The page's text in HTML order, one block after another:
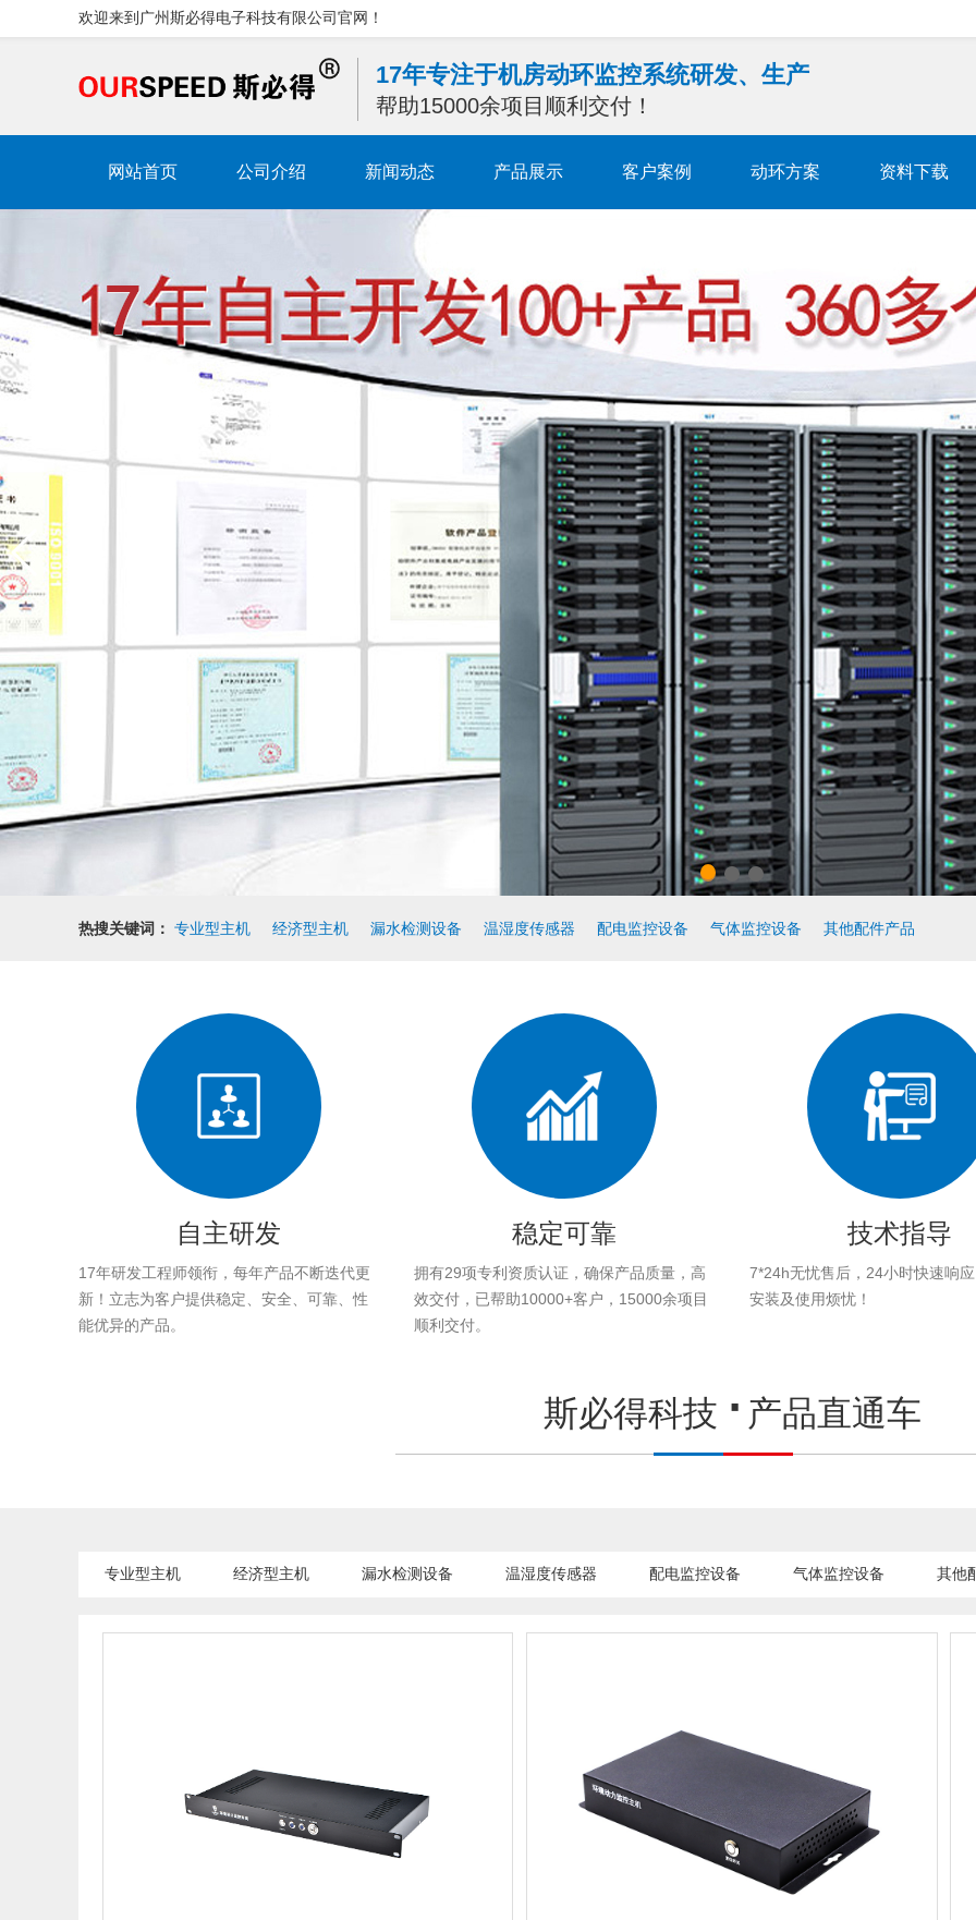
欢迎来到广州斯必得电子科技有限公司官网！
17年专注于机房动环监控系统研发、生产
帮助15000余项目顺利交付！
网站首页 公司介绍 新闻动态 产品展示 客户案例 动环方案 资料下载
热搜关键词： 专业型主机 经济型主机 漏水检测设备 温湿度传感器 配电监控设备 气体监控设备 其他配件产品
自主研发
17年研发工程师领衔，每年产品不断迭代更
新！立志为客户提供稳定、安全、可靠、性
能优异的产品。
稳定可靠
拥有29项专利资质认证，确保产品质量，高
效交付，已帮助10000+客户，15000余项目
顺利交付。
技术指导
7*24h无忧售后，24小时快速响
安装及使用烦忧！
斯必得科技 产品直通车
专业型主机 经济型主机 漏水检测设备 温湿度传感器 配电监控设备 气体监控设备 其他